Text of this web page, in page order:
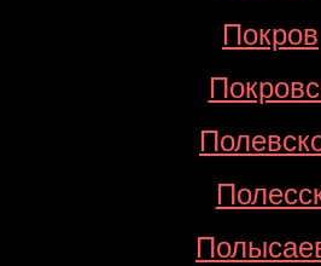
Покров